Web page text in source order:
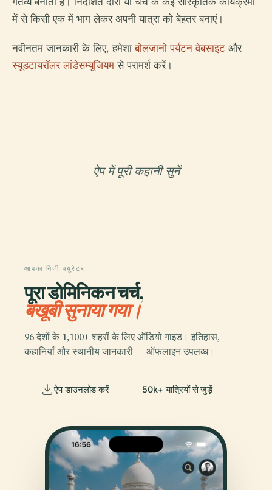
में से किसी एक में भाग लेकर अपनी यात्रा को बेहतर बनाएं।
नवीनतम जानकारी के लिए, हमेशाबोलजानो पर्यटन वेबसाइट और
स्यूडटायरॉलर लांडेसम्यूजियम से परामर्श करें।
ऐप में पूरी कहानी सुनें
आपका निजी क्यूरेटर
पूरा डोमिनिकन चर्च,
बखूबी सुनाया गया।
96 देशों के 1,100+ शहरों के लिए ऑडियो गाइड। इतिहास,
कहानियाँ और स्थानीय जानकारी — ऑफलाइन उपलब्ध।
ऐप डाउनलोड करें 50k+ यात्रियों से जुड़ें